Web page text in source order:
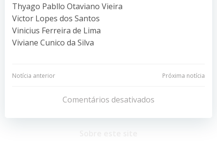
Thyago Pabllo Otaviano Vieira
Victor Lopes dos Santos
Vinicius Ferreira de Lima
Viviane Cunico da Silva
Navegação
Post
Notícia anterior
Navegação
de
Post
Próxima notícia
Comentários desativados